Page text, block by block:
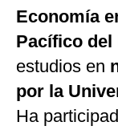
Economía
Pacífico del
estudios en
por la
Ha